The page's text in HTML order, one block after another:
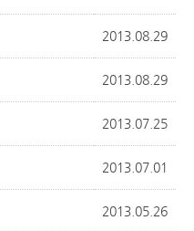
2013.08.29
2013.08.29
2013.07.25
2013.07.01
2013.05.26